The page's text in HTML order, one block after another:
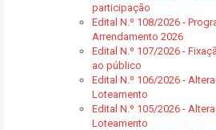
participação
Edital N.º 108/2026 -
Arrendamento 2026
Edital N.º 107/2026 -
ao público
Edital N.º 106/2026 -
Loteamento
Edital N.º 105/2026 -
Loteamento